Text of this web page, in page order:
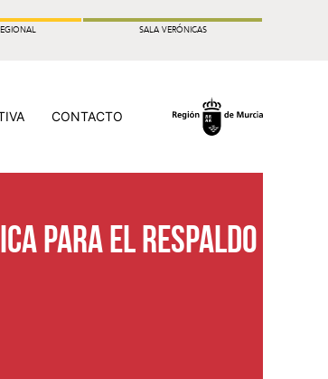
SALA VERÓNICAS
CONTACTO
para el respaldo